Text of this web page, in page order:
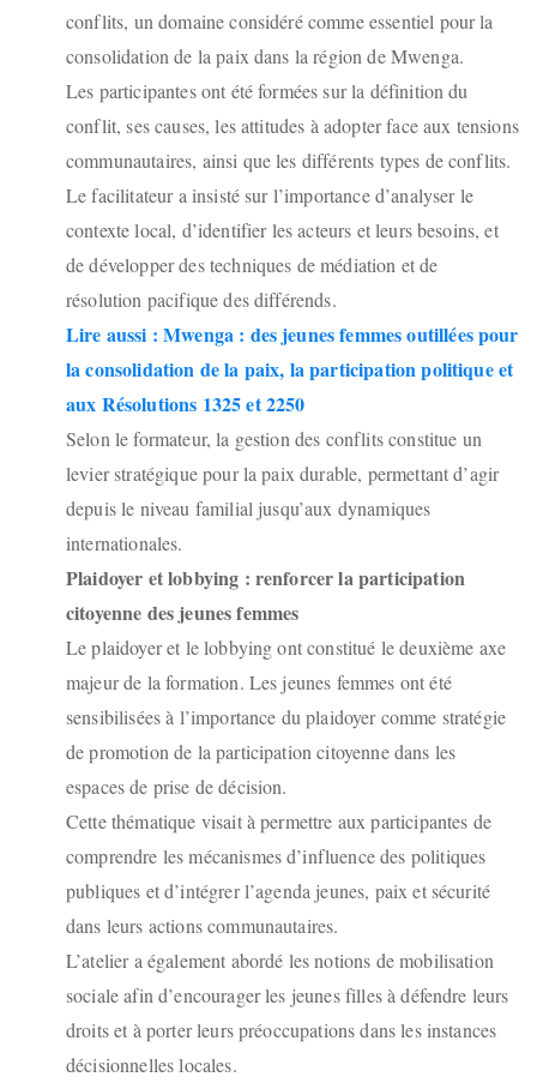
conflits, un domaine considéré comme essentiel pour la
consolidation de la paix dans la région de Mwenga.
Les participantes ont été formées sur la définition du
conflit, ses causes, les attitudes à adopter face aux tensions
communautaires, ainsi que les différents types de conflits.
Le facilitateur a insisté sur l’importance d’analyser le
contexte local, d’identifier les acteurs et leurs besoins, et
de développer des techniques de médiation et de
résolution pacifique des différends.
Lire aussi : Mwenga : des jeunes femmes outillées pour
la consolidation de la paix, la participation politique et
aux Résolutions 1325 et 2250
Selon le formateur, la gestion des conflits constitue un
levier stratégique pour la paix durable, permettant d’agir
depuis le niveau familial jusqu’aux dynamiques
internationales.
Plaidoyer et lobbying : renforcer la participation
citoyenne des jeunes femmes
Le plaidoyer et le lobbying ont constitué le deuxième axe
majeur de la formation. Les jeunes femmes ont été
sensibilisées à l’importance du plaidoyer comme stratégie
de promotion de la participation citoyenne dans les
espaces de prise de décision.
Cette thématique visait à permettre aux participantes de
comprendre les mécanismes d’influence des politiques
publiques et d’intégrer l’agenda jeunes, paix et sécurité
dans leurs actions communautaires.
L’atelier a également abordé les notions de mobilisation
sociale afin d’encourager les jeunes filles à défendre leurs
droits et à porter leurs préoccupations dans les instances
décisionnelles locales.